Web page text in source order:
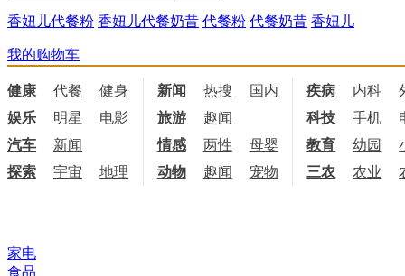
香妞儿代餐粉 香妞儿代餐奶昔 代餐粉 代餐奶昔 香妞儿
我的购物车
健康 代餐 健身 饮食
新闻 热搜 国内 国际
疾病 内科
娱乐
明星 电影 电视
旅游 趣闻 科技 手机
汽车
新闻 情感 两性 母婴 职场
教育 幼园
探索
宇宙 地理 天文
动物 趣闻 宠物 三农 农业
家电
食品